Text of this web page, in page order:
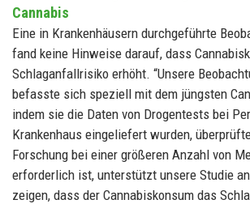
Cannabis
Eine in Krankenhäusern durchgeführte
fand keine Hinweise darauf, dass
Schlaganfallrisiko erhöht. “Unsere
befasste sich speziell mit dem jüngsten
indem sie die Daten von Drogentests bei
Krankenhaus eingeliefert wurden,
Forschung bei einer größeren Anzahl von
erforderlich ist, unterstützt unsere Studie
zeigen, dass der Cannabiskonsum das